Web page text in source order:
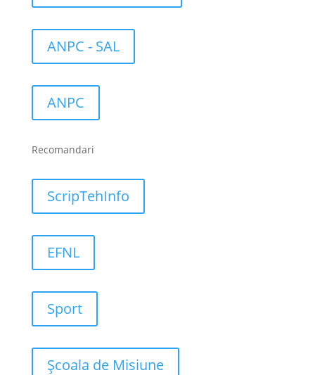
ANPC - SAL
ANPC
Recomandari
ScripTehInfo
EFNL
Sport
Școala de Misiune